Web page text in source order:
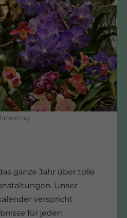
ganze Jahr über tolle
Unser
verspricht
für jeden